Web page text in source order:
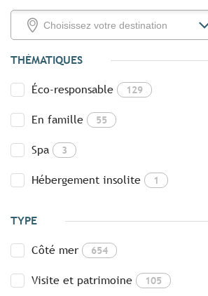
THÉMATIQUES
Éco-responsable 129
En famille 55
Spa 3
Hébergement insolite 1
TYPE
Côté mer 654
Visite et patrimoine 105